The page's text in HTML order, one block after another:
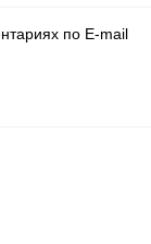
по E-mail